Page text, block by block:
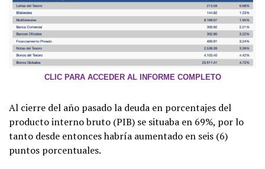
CLIC PARA ACCEDER AL INFORME COMPLETO
Al cierre del año pasado la deuda en porcentajes del
producto interno bruto (PIB) se situaba en 69%, por lo
tanto desde entonces habría aumentado en seis (6)
puntos porcentuales.